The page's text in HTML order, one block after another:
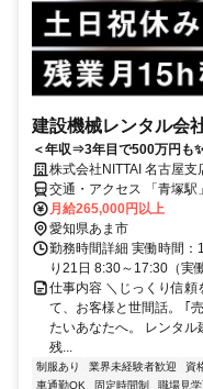
建設機械レンタル会
＜年収⇒3年目で500万円も
株式会社NITTAI 名古屋支
交通・アクセス 「青塚駅
月給265,000円以上
愛知県あま市
勤務時間詳細 実働時間
り21日 8:30～17:30（実
仕事内容 ＼じっくり信頼
て、お客様と世間話。 ｢
たいあなたへ。 レンタ
残...
制服あり 業界未経験者歓迎 資
車通勤OK
固定時間制 職場見